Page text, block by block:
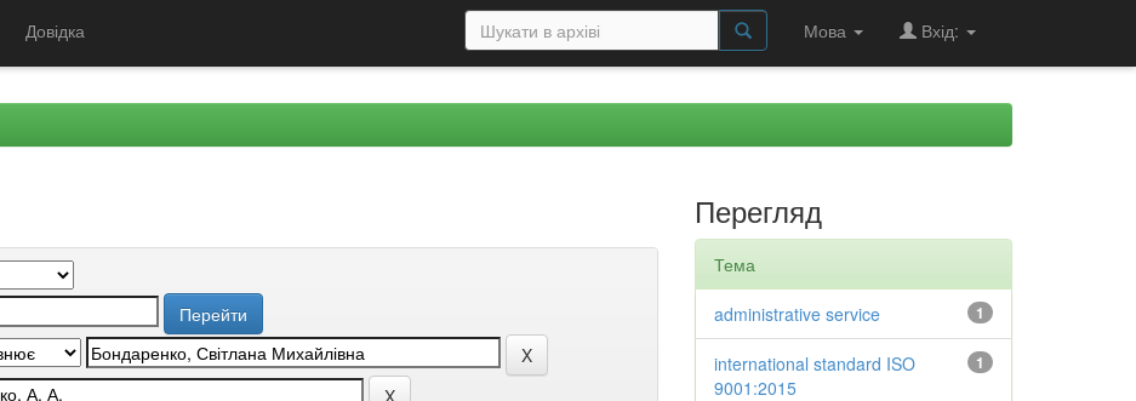
Довідка Мова Вхід:
Перегляд
Тема
1
administrative service
1
international standard ISO
9001:2015